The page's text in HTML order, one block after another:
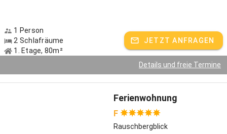
1 Person
2 Schlafräume
1. Etage, 80m²
JETZT ANFRAGEN
Details und freie Termine
Ferienwohnung
F
Rauschbergblick